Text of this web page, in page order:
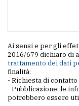
Ai sensi e per gli
2016/679 dichiaro di
trattamento dei dati
finalità:
- Richiesta di
- Pubblicazione: le
potrebbero essere